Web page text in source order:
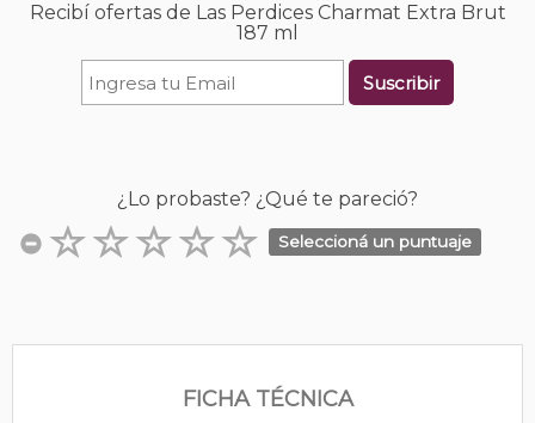
Recibí ofertas de Las Perdices Charmat Extra Brut
187 ml
Suscribir
¿Lo probaste? ¿Qué te pareció?
Seleccioná un puntuaje
FICHA TÉCNICA